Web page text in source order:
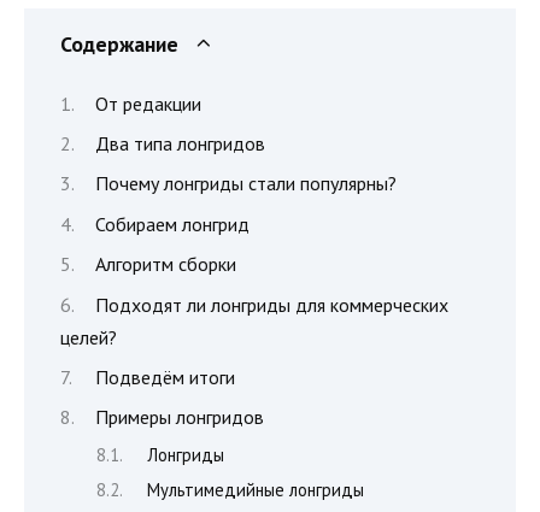
Содержание
От редакции
Два типа лонгридов
Почему лонгриды стали популярны?
Собираем лонгрид
Алгоритм сборки
Подходят ли лонгриды для коммерческих
целей?
Подведём итоги
Примеры лонгридов
Лонгриды
Мультимедийные лонгриды